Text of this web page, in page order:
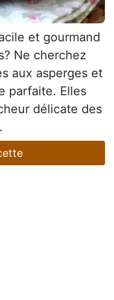
et gourmand
Ne cherchez
aux asperges et
parfaite. Elles
délicate des